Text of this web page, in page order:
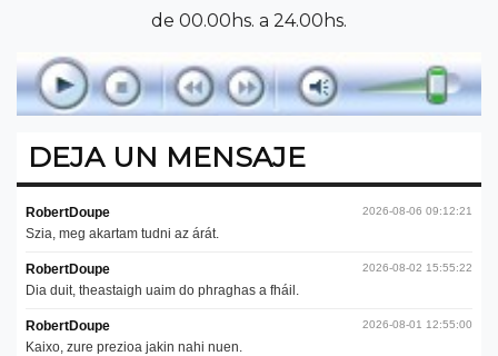
de 00.00hs. a 24.00hs.
DEJA UN MENSAJE